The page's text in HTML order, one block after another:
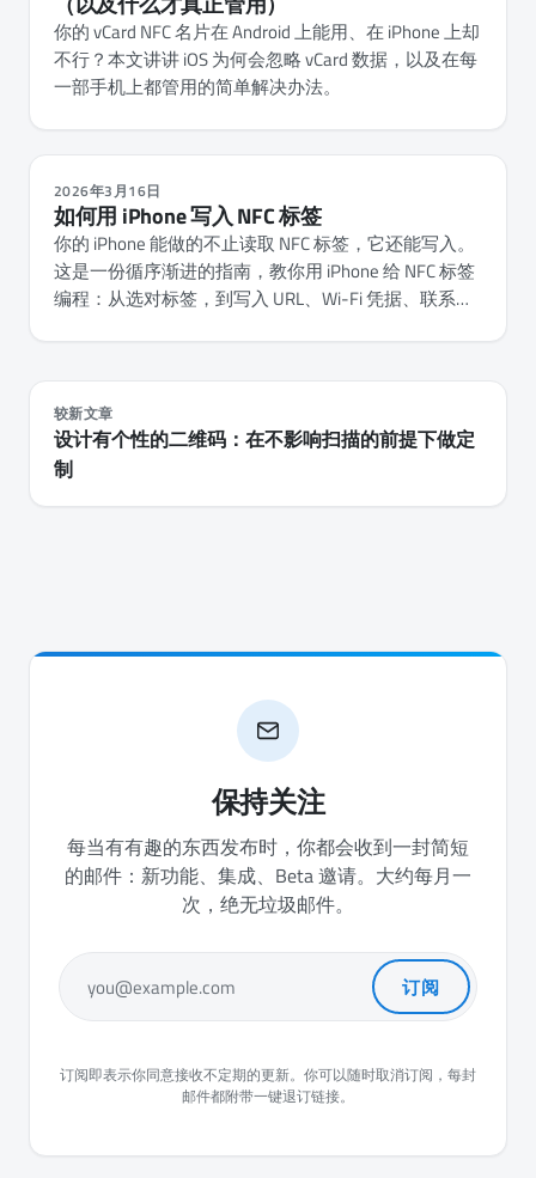
你的 vCard NFC 名片在 Android 上能用、在 iPhone 上却
不行？本文讲讲 iOS 为何会忽略 vCard 数据，以及在每
一部手机上都管用的简单解决办法。
2026年3月16日
如何用 iPhone 写入 NFC 标签
你的 iPhone 能做的不止读取 NFC 标签，它还能写入。
这是一份循序渐进的指南，教你用 iPhone 给 NFC 标签
编程：从选对标签，到写入 URL、Wi-Fi 凭据、联系人
较新文章
设计有个性的二维码：在不影响扫描的前提下做定
制
保持关注
每当有有趣的东西发布时，你都会收到一封简短
的邮件：新功能、集成、Beta 邀请。大约每月一
次，绝无垃圾邮件。
you@example.com 订阅
订阅即表示你同意接收不定期的更新。你可以随时取消订阅，每封
邮件都附带一键退订链接。